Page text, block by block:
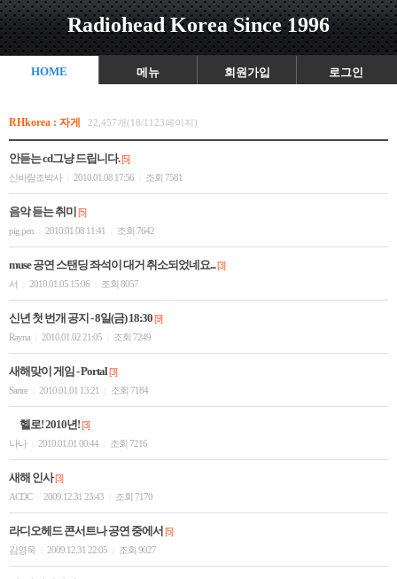
Radiohead Korea Since 1996
HOME 메뉴 회원가입 로그인
RHkorea : 자게 22,457개(18/1123페이지)
안듣는 cd그냥 드립니다.[5]
신바람조박사
2010.01.08 17:56 조회 7581
음악 듣는 취미 [5]
pig pen
2010.01.08 11:41 조회 7642
muse 공연 스탠딩 좌석이 대거 취소되었네요...[3]
서
2010.01.05 15:06 조회 8057
신년 첫 번개 공지 - 8일(금) 18:30[9]
Rayna
2010.01.02 21:05 조회 7249
새해맞이 게임 - Portal[3]
Sartre
2010.01.01 13:21 조회 7184
헬로! 2010년![3]
나나
2010.01.01 00:44 조회 7216
새해 인사[3]
ACDC
2009.12.31 23:43 조회 7170
라디오헤드 콘서트나 공연 중에서 [5]
김영욱
2009.12.31 22:05 조회 9027